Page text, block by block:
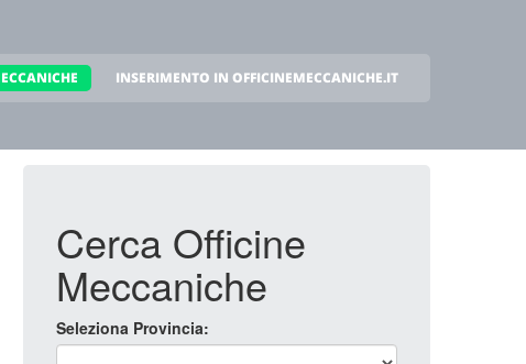
INSERIMENTO IN OFFICINEMECCANICHE.IT
Cerca Officine
Meccaniche
Seleziona Provincia: